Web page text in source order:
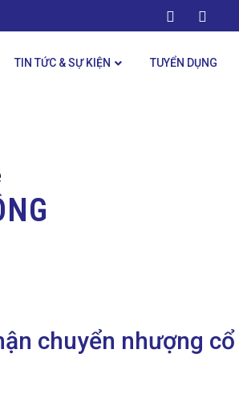
TIN TỨC & SỰ KIỆN TUYỂN DỤNG
chuyển nhượng